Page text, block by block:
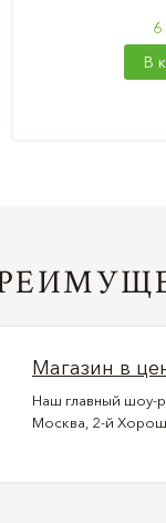
6
В
Магазин в
Наш главный шоу-
Москва, 2-й